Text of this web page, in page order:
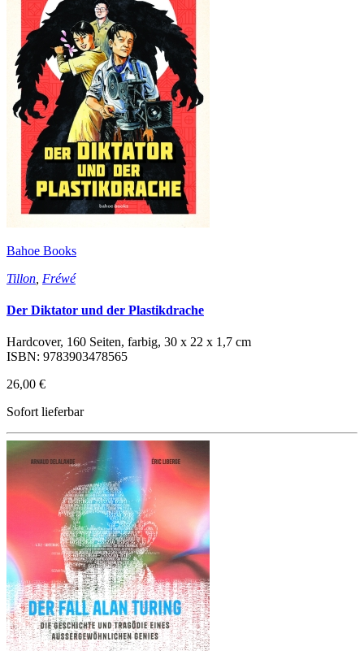
Bahoe Books
Tillon Fréwé
Der Diktator und der Plastikdrache
Hardcover, 160 Seiten, farbig, 30 x 22 x 1,7 cm
ISBN: 9783903478565
26,00 €
Sofort lieferbar